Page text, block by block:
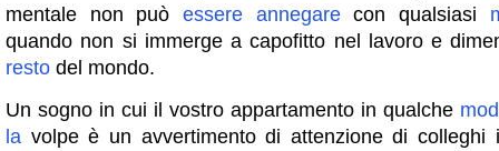
mentale non può essere annegarecon qualsiasi
quando non si immerge a capofitto nel lavoro e
resto del mondo.
Un sogno in cui il vostro appartamento in qualche
la volpe è un avvertimento di attenzione di